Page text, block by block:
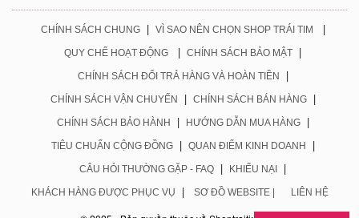
CHÍNH SÁCH CHUNG | VÌ SAO NÊN CHỌN SHOP TRÁI TIM |
QUY CHẾ HOẠT ĐỘNG | CHÍNH SÁCH BẢO MẬT |
CHÍNH SÁCH ĐỔI TRẢ HÀNG VÀ HOÀN TIỀN |
CHÍNH SÁCH VẬN CHUYỂN | CHÍNH SÁCH BÁN HÀNG |
CHÍNH SÁCH BẢO HÀNH | HƯỚNG DẪN MUA HÀNG |
TIÊU CHUẨN CỘNG ĐỒNG | QUAN ĐIỂM KINH DOANH |
CÂU HỎI THƯỜNG GẶP - FAQ | KHIẾU NẠI |
KHÁCH HÀNG ĐƯỢC PHỤC VỤ | SƠ ĐỒ WEBSITE | LIÊN HỆ